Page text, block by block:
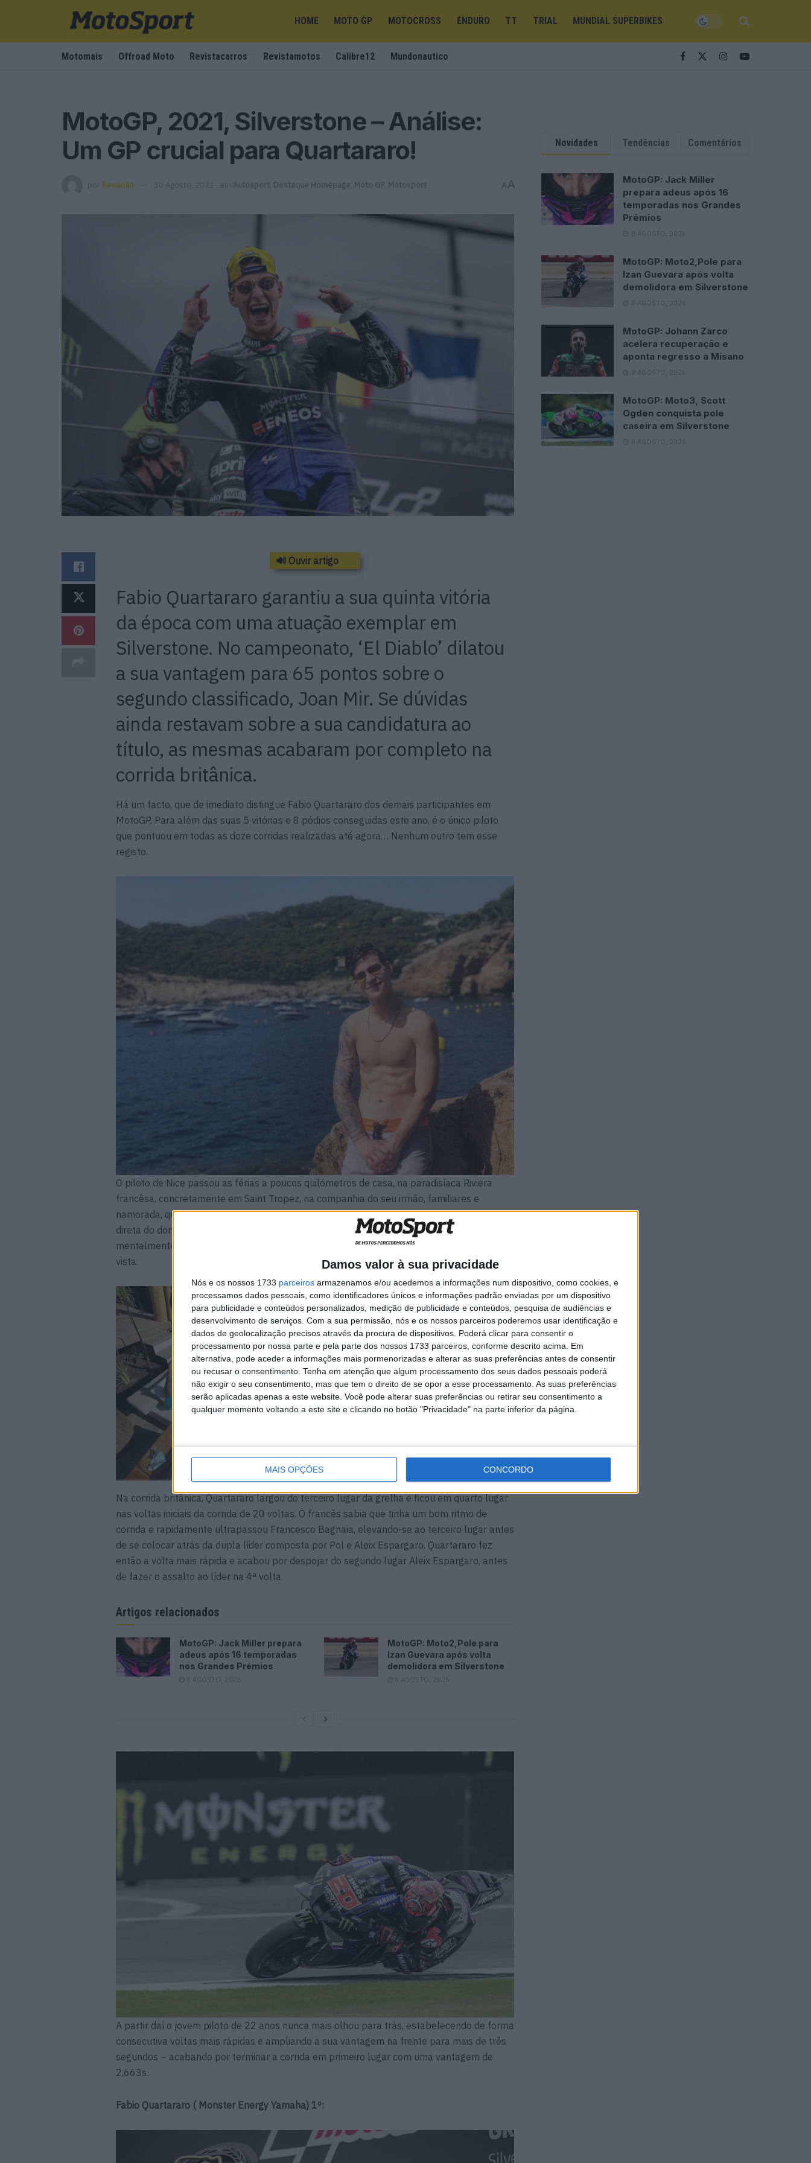
Damos valor à sua privacidade
Nós e os nossos 1733 parceiros armazenamos e/ou acedemos a informações num dispositivo, como cookies, e
processamos dados pessoais, como identificadores únicos e informações padrão enviadas por um dispositivo
para publicidade e conteúdos personalizados, medição de publicidade e conteúdos, pesquisa de audiências e
desenvolvimento de serviços. Com a sua permissão, nós e os nossos parceiros poderemos usar identificação e
dados de geolocalização precisos através da procura de dispositivos. Poderá clicar para consentir o
processamento por nossa parte e pela parte dos nossos 1733 parceiros, conforme descrito acima. Em
alternativa, pode aceder a informações mais pormenorizadas e alterar as suas preferências antes de consentir
ou recusar o consentimento. Tenha em atenção que algum processamento dos seus dados pessoais poderá
não exigir o seu consentimento, mas que tem o direito de se opor a esse processamento. As suas preferências
serão aplicadas apenas a este website. Você pode alterar suas preferências ou retirar seu consentimento a
qualquer momento voltando a este site e clicando no botão "Privacidade" na parte inferior da página.
MAIS OPÇÕES CONCORDO
HOME MOTO GP MOTOCROSS ENDURO TT TRIAL MUNDIAL SUPERBIKES
Motomais Offroad Moto Revistacarros Revistamotos Calibre12 Mundonautico
MotoGP, 2021, Silverstone – Análise:
Um GP crucial para Quartararo!
por Redação 30 Agosto, 2021 em Autosport Destaque Homepage Moto GP Motosport AA
🔊 Ouvir artigo
Fabio Quartararo garantiu a sua quinta vitória
da época com uma atuação exemplar em
Silverstone. No campeonato, ‘El Diablo’ dilatou
a sua vantagem para 65 pontos sobre o
segundo classificado, Joan Mir. Se dúvidas
ainda restavam sobre a sua candidatura ao
título, as mesmas acabaram por completo na
corrida britânica.
Há um facto, que de imediato distingue Fabio Quartararo dos demais participantes em
MotoGP. Para além das suas 5 vitórias e 8 pódios conseguidas este ano, é o único piloto
que pontuou em todas as doze corridas realizadas até agora… Nenhum outro tem esse
registo.
O piloto de Nice passou as férias a poucos quilómetros de casa, na paradisíaca Riviera
francêsa, concretamente em Saint Tropez, na companhia do seu irmão, familiares e
namorada, que por acaso é responsável do gabinete de imprensa da Tech3 e familiar
direta do dono da equipa, Hervé Poncharal. Fabio relaxou uns dias e preparou-se
mentalmente para uma reentrada em força depois das férias… e os resultados estão à
vista.
Na corrida britânica, Quartararo largou do terceiro lugar da grelha e ficou em quarto lugar
nas voltas iniciais da corrida de 20 voltas. O francês sabia que tinha um bom ritmo de
corrida e rapidamente ultrapassou Francesco Bagnaia, elevando-se ao terceiro lugar antes
de se colocar atrás da dupla líder composta por Pol e Aleix Espargaro. Quartararo fez
então a volta mais rápida e acabou por despojar do segundo lugar Aleix Espargaro, antes
de fazer o assalto ao líder na 4ª volta.
Artigos relacionados
MotoGP: Jack Miller prepara
adeus após 16 temporadas
nos Grandes Prémios
8 AGOSTO, 2026
MotoGP: Moto2,Pole para
Izan Guevara após volta
demolidora em Silverstone
8 AGOSTO, 2026
A partir daí o jovem piloto de 22 anos nunca mais olhou para trás, estabelecendo de forma
consecutiva voltas mais rápidas e ampliando a sua vantagem na frente para mais de três
segundos – acabando por terminar a corrida em primeiro lugar com uma vantagem de
2,663s.
Fabio Quartararo ( Monster Energy Yamaha) 1º:
Novidades Tendências Comentários
MotoGP: Jack Miller
prepara adeus após 16
temporadas nos Grandes
Prémios
8 AGOSTO, 2026
MotoGP: Moto2,Pole para
Izan Guevara após volta
demolidora em Silverstone
8 AGOSTO, 2026
MotoGP: Johann Zarco
acelera recuperação e
aponta regresso a Misano
8 AGOSTO, 2026
MotoGP: Moto3, Scott
Ogden conquista pole
caseira em Silverstone
8 AGOSTO, 2026